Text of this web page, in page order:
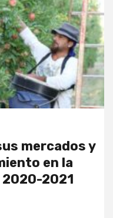
mercados y
en la
2021